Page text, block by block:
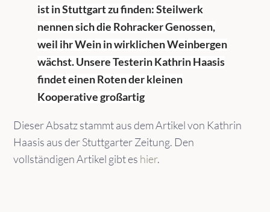
ist in Stuttgart zu finden: Steilwerk
nennen sich die Rohracker Genossen,
weil ihr Wein in wirklichen Weinbergen
wächst. Unsere Testerin Kathrin Haasis
findet einen Roten der kleinen
Kooperative großartig
Dieser Absatz stammt aus dem Artikel von Kathrin
Haasis aus der Stuttgarter Zeitung. Den
vollständigen Artikel gibt es hier.